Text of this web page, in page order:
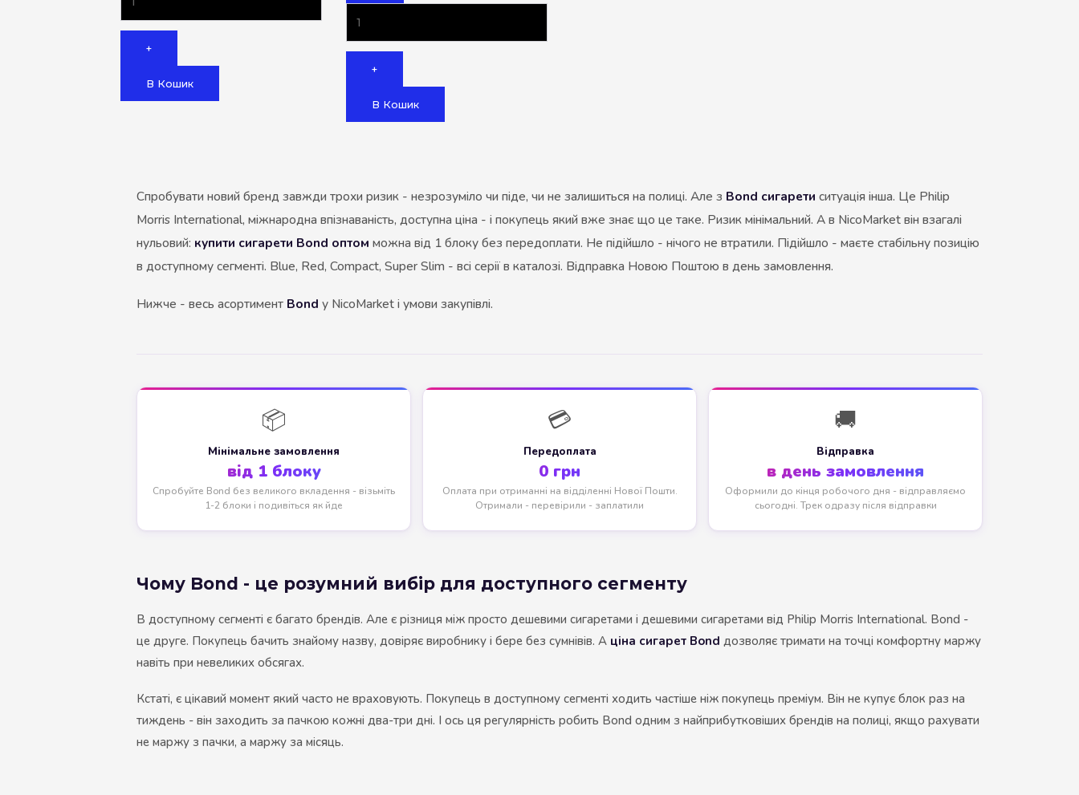
PULL
Focus
De Santis
MONUS
Italian Blend 821
Dandy
Arizona
Сигарети LD
+
В Кошик
+
В Кошик
Спробувати новий бренд завжди трохи ризик - незрозуміло чи піде, чи не залишиться на полиці. Але з Bond сигарети ситуація інша. Це Philip
Morris International, міжнародна впізнаваність, доступна ціна - і покупець який вже знає що це таке. Ризик мінімальний. А в NicoMarket він взагалі
нульовий: купити сигарети Bond оптом можна від 1 блоку без передоплати. Не підійшло - нічого не втратили. Підійшло - маєте стабільну позицію
в доступному сегменті. Blue, Red, Compact, Super Slim - всі серії в каталозі. Відправка Новою Поштою в день замовлення.
Нижче - весь асортимент Bond у NicoMarket і умови закупівлі.
📦
Мінімальне замовлення
від 1 блоку
Спробуйте Bond без великого вкладення - візьміть
1-2 блоки і подивіться як йде
💳
Передоплата
0 грн
Оплата при отриманні на відділенні Нової Пошти.
Отримали - перевірили - заплатили
🚚
Відправка
в день замовлення
Оформили до кінця робочого дня - відправляємо
сьогодні. Трек одразу після відправки
Чому Bond - це розумний вибір для доступного сегменту
В доступному сегменті є багато брендів. Але є різниця між просто дешевими сигаретами і дешевими сигаретами від Philip Morris International. Bond -
це друге. Покупець бачить знайому назву, довіряє виробнику і бере без сумнівів. А ціна сигарет Bond дозволяє тримати на точці комфортну маржу
навіть при невеликих обсягах.
Кстаті, є цікавий момент який часто не враховують. Покупець в доступному сегменті ходить частіше ніж покупець преміум. Він не купує блок раз на
тиждень - він заходить за пачкою кожні два-три дні. І ось ця регулярність робить Bond одним з найприбутковіших брендів на полиці, якщо рахувати
не маржу з пачки, а маржу за місяць.